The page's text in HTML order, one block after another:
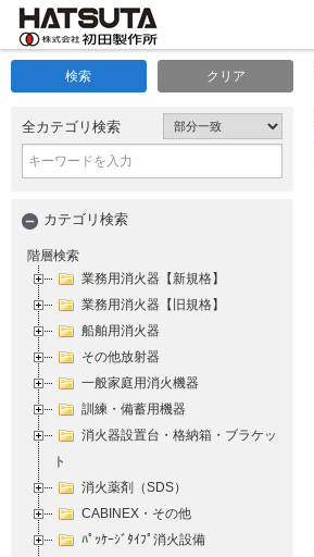
クリア
検索
全カテゴリ検索
カテゴリ検索
階層検索
業務用消火器【新規格】
業務用消火器【旧規格】
船舶用消火器
その他放射器
一般家庭用消火機器
訓練・備蓄用機器
消火器設置台・格納箱・ブラケッ
ト
消火薬剤（SDS）
CABINEX・その他
ﾊﾟｯｹｰｼﾞﾀｲﾌﾟ消火設備